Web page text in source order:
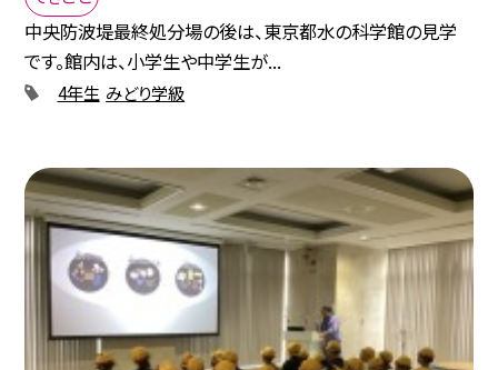
中央防波堤最終処分場の後は、東京都水の科学館の見学
です。館内は、小学生や中学生が...
4年生 みどり学級